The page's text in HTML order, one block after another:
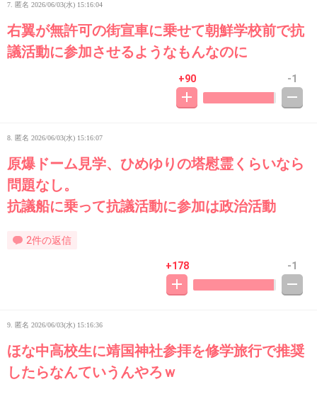
7. 匿名 2026/06/03(水) 15:16:04
右翼が無許可の街宣車に乗せて朝鮮学校前で抗
議活動に参加させるようなもんなのに
+90 -1
8. 匿名 2026/06/03(水) 15:16:07
原爆ドーム見学、ひめゆりの塔慰霊くらいなら
問題なし。
抗議船に乗って抗議活動に参加は政治活動
2件の返信
+178 -1
9. 匿名 2026/06/03(水) 15:16:36
ほな中高校生に靖国神社参拝を修学旅行で推奨
したらなんていうんやろｗ